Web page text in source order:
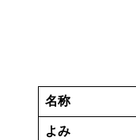
名称
よみ